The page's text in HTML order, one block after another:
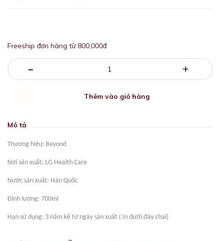
Freeship đơn hàng từ 800,000đ
- +
Thêm vào giỏ hàng
Mô tả
Thương hiệu: Beyond
Nơi sản xuất: LG Health Care
Nước sản xuất: Hàn Quốc
Định lượng: 700ml
Hạn sử dụng: 3 năm kể từ ngày sản xuất ( In dưới đáy chai)